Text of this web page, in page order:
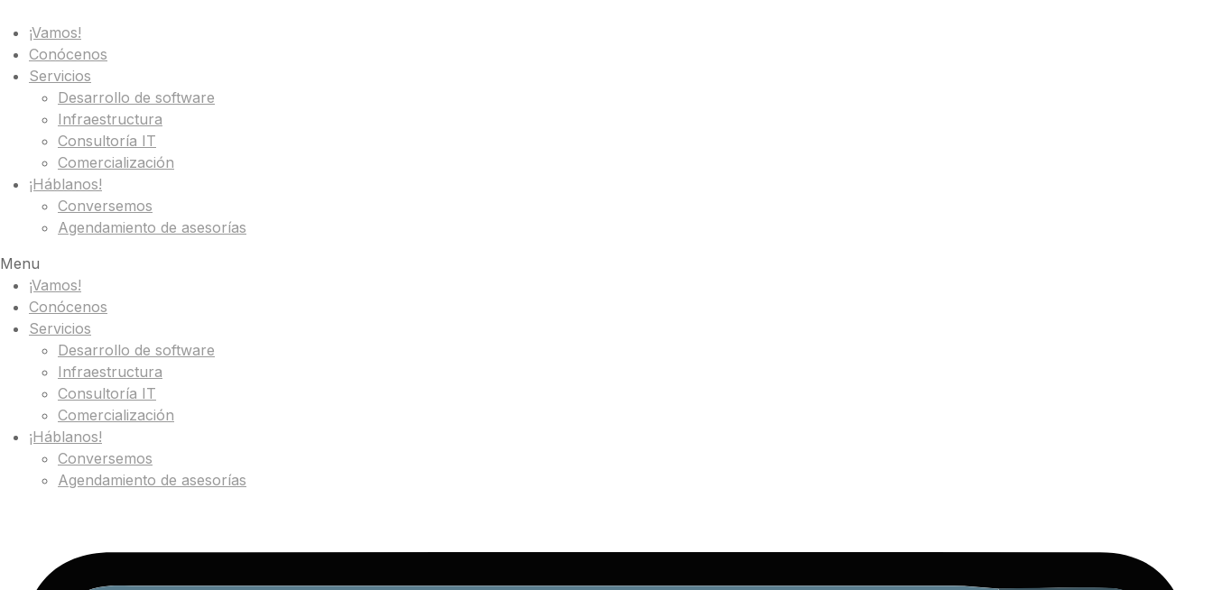
¡Vamos!
Conócenos
Servicios
Desarrollo de software
Infraestructura
Consultoría IT
Comercialización
¡Háblanos!
Conversemos
Agendamiento de asesorías
Menu
¡Vamos!
Conócenos
Servicios
Desarrollo de software
Infraestructura
Consultoría IT
Comercialización
¡Háblanos!
Conversemos
Agendamiento de asesorías